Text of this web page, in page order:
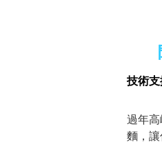
技術
過年
麵，